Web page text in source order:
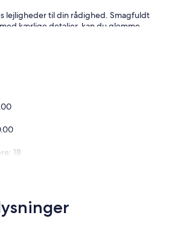
lejligheder til din rådighed. Smagfuldt
kærlige detaljer, kan du glemme
eller kun få skridt væk fra Althäger havn
Af alle vores lejligheder og
placering og sæson mellem 51 Euro
bedre idé om vores indkvartering har vi
røghushold
18